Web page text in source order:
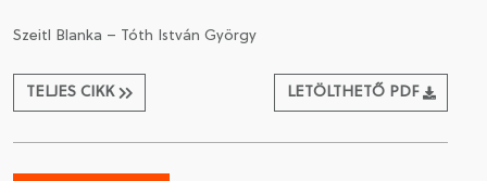
Szeitl Blanka – Tóth István György
TELJES CIKK LETÖLTHETŐ PDF